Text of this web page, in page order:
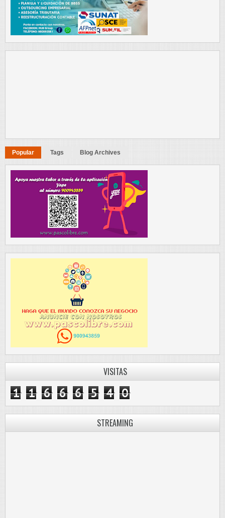
Popular Tags Blog Archives
VISITAS
1 1 6 6 6 5 4 0
STREAMING